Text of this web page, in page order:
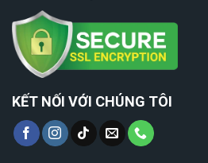
KẾT NỐI VỚI CHÚNG TÔI